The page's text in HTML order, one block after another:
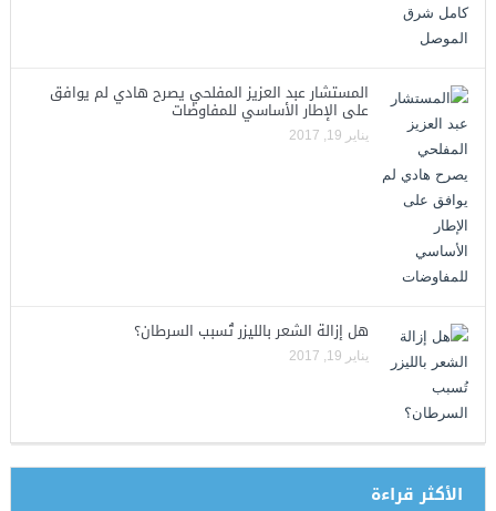
المستشار عبد العزيز المفلحي يصرح هادي لم يوافق
على الإطار الأساسي للمفاوضات
يناير 19, 2017
هل إزالة الشعر بالليزر تُسبب السرطان؟
يناير 19, 2017
الأكثر قراءة